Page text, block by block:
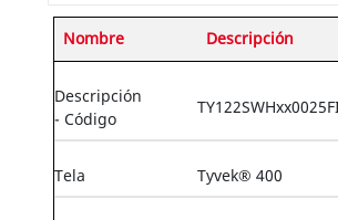
Nombre Descripción
Descripción
- Código
Tela Tyvek® 400